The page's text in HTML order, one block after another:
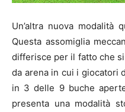
Un’altra nuova modalità
Questa assomiglia
differisce per il fatto che
da arena in cui i giocatori
in 3 delle 9 buche
presenta una modalità